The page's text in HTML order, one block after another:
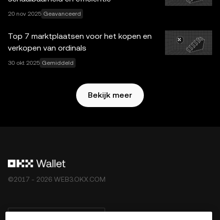
diensten zijn niet aangeboden door OKX Exchange en zijn
onderhevig aan deGebruikersvoorwaarden van het
20 nov 2025 Geavanceerd
Top 7 marktplaatsen voor het kopen en
verkopen van ordinals
30 okt 2025 Gemiddeld
Bekijk meer
©2017 - 2026 WEB3.OKX.COM